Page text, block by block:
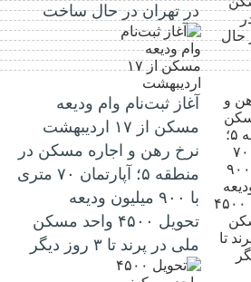
در تهران در حال ساخت
آغاز ثبت‌نام وام ودیعه
مسکن از ۱۷ اردیبهشت
نرخ‌ رهن و اجاره مسکن در
منطقه ۵؛ آپارتمان ۷۰ متری
با ۹۰۰ میلیون ودیعه
تحویل ۴۵۰۰ واحد مسکن
ملی در پرند تا ۳ روز دیگر